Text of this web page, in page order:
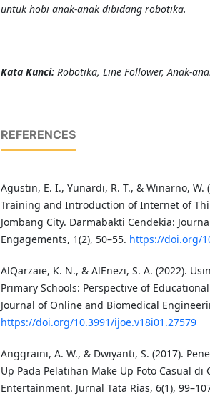
untuk hobi anak-anak dibidang robotika.
Kata Kunci: Robotika, Line Follower, Anak-
REFERENCES
Agustin, E. I., Yunardi, R. T., & Winarno, W.
Training and Introduction of Internet of
Jombang City. Darmabakti Cendekia:
Engagements, 1(2), 50–55. https://doi.org/
AlQarzaie, K. N., & AlEnezi, S. A. (2022).
Primary Schools: Perspective of
Journal of Online and Biomedical
https://doi.org/10.3991/ijoe.v18i01.27579
Anggraini, A. W., & Dwiyanti, S. (2017).
Up Pada Pelatihan Make Up Foto Casual di
Entertainment. Jurnal Tata Rias, 6(1),